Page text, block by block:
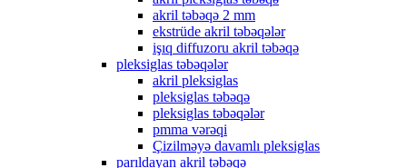
akril təbəqə 2 mm
ekstrüde akril təbəqələr
işıq diffuzoru akril təbəqə
pleksiglas təbəqələr
akril pleksiglas
pleksiglas təbəqə
pleksiglas təbəqələr
pmma vərəqi
Çizilməyə davamlı pleksiglas
parıldayan akril təbəqə